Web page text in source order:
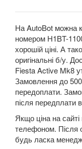
KA Mk1 (RBT)
KA Mk2 (RU8)
KA Mk3
KA+
KA+ Active
Kuga Mk1
Kuga Mk2
На AutoBot можна
номером H1BT-
хорошій ціні. А
оригінальні б/у.
Fiesta Active Mk8
Замовлення до 500
передоплати.
після передплати
Якщо ціна на
телефоном. Після
будь ласка